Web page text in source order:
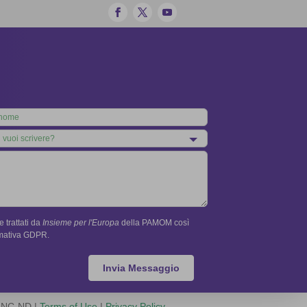
trattati daInsieme per l'Europa della PAMOM così
GDPR.
Invia Messaggio